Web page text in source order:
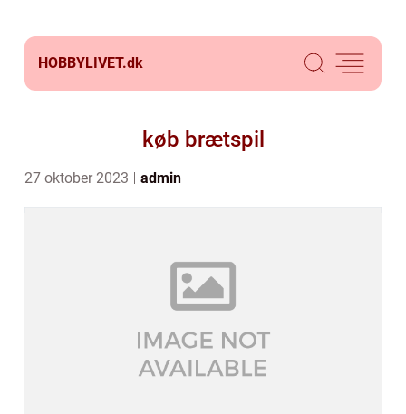
HOBBYLIVET.dk
køb brætspil
27 oktober 2023 admin